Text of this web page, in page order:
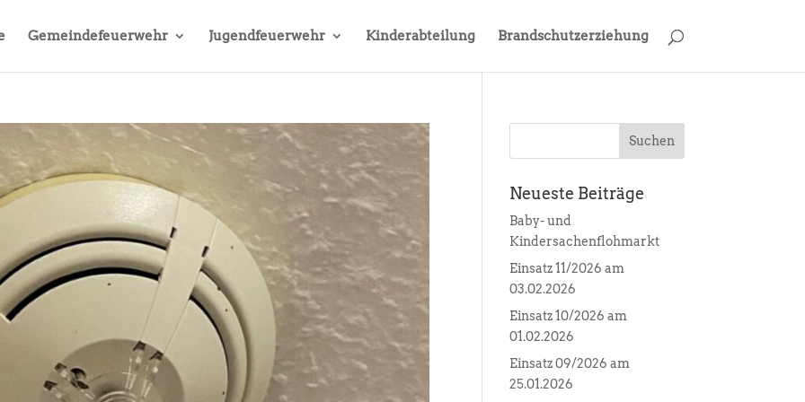
Gemeindefeuerwehr Jugendfeuerwehr Kinderabteilung Brandschutzerziehung
Neueste Beiträge
Baby- und
Kindersachenflohmarkt
Einsatz 11/2026 am
03.02.2026
Einsatz 10/2026 am
01.02.2026
Einsatz 09/2026 am
25.01.2026